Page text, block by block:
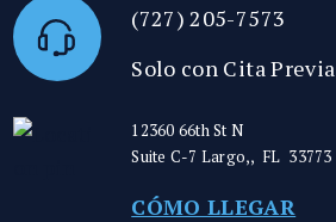
(727) 205-7573
Solo con Cita Previa
12360 66th St N
Suite C-7 Largo,, FL 33773
CÓMO LLEGAR